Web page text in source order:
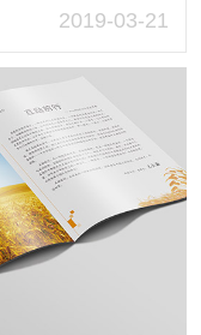
2019-03-21